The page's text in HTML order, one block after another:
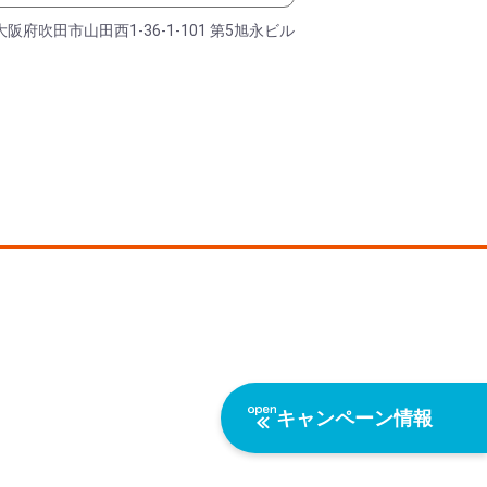
キャンペーン情報
阪府吹田市山田西1-36-1-101 第5旭永ビル